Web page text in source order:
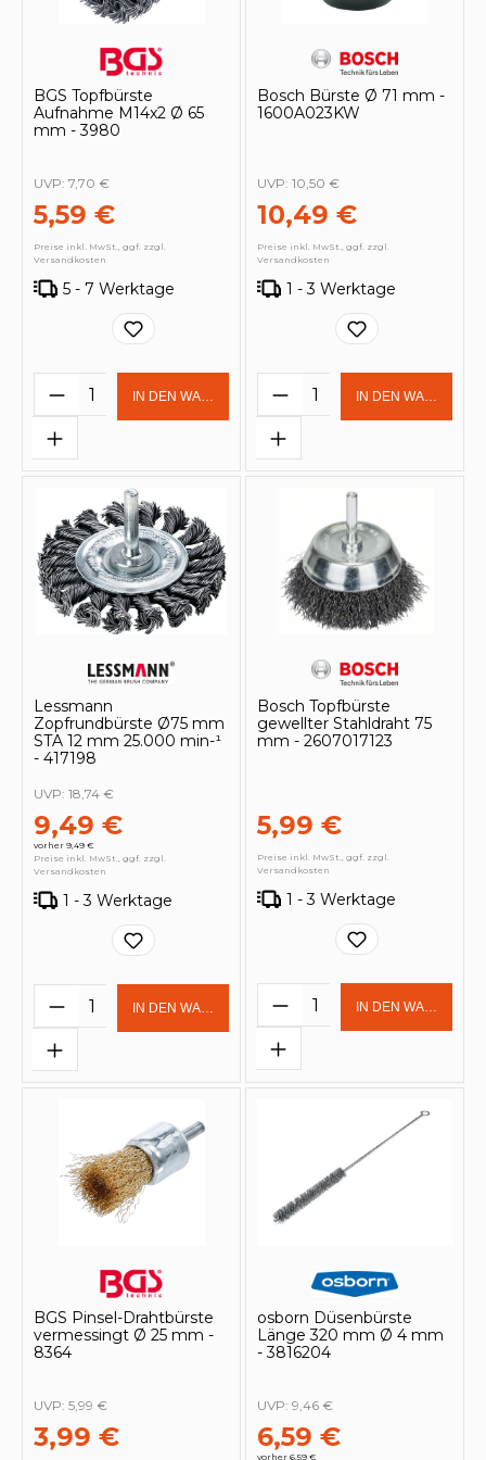
BGS Topfbürste
Aufnahme M14x2 Ø 65
mm - 3980
5,59 €
UVP: 7,70 €
Preise inkl. MwSt., ggf. zzgl.
Versandkosten
5 - 7 Werktage
Produkt Anzahl: Gib den
IN DEN WARENKORB
Bosch Bürste Ø 71 mm -
1600A023KW
10,49 €
UVP: 10,50 €
Preise inkl. MwSt., ggf. zzgl.
Versandkosten
1 - 3 Werktage
Produkt Anzahl:
IN DEN
Lessmann
Zopfrundbürste Ø75 mm
STA 12 mm 25.000 min-¹
- 417198
9,49 €
vorher 9,49 €
UVP: 18,74 €
Preise inkl. MwSt., ggf. zzgl.
Versandkosten
1 - 3 Werktage
Produkt Anzahl: Gib den
IN DEN WARENKORB
Bosch Topfbürste
gewellter Stahldraht 75
mm - 2607017123
5,99 €
Preise inkl. MwSt., ggf. zzgl.
Versandkosten
1 - 3 Werktage
Produkt Anzahl:
IN DEN
BGS Pinsel-Drahtbürste
vermessingt Ø 25 mm -
8364
3,99 €
UVP: 5,99 €
osborn Düsenbürste
Länge 320 mm Ø 4 mm
- 3816204
6,59 €
vorher 6,59 €
UVP: 9,46 €